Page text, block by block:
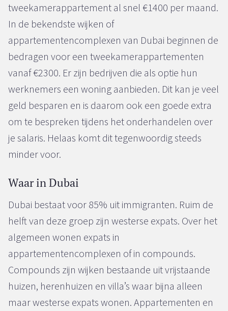
tweekamerappartement al snel €1400 per maand.
In de bekendste wijken of
appartementencomplexen van Dubai beginnen de
bedragen voor een tweekamerappartementen
vanaf €2300. Er zijn bedrijven die als optie hun
werknemers een woning aanbieden. Dit kan je veel
geld besparen en is daarom ook een goede extra
om te bespreken tijdens het onderhandelen over
je salaris. Helaas komt dit tegenwoordig steeds
minder voor.
Waar in Dubai
Dubai bestaat voor 85% uit immigranten. Ruim de
helft van deze groep zijn westerse expats. Over het
algemeen wonen expats in
appartementencomplexen of in compounds.
Compounds zijn wijken bestaande uit vrijstaande
huizen, herenhuizen en villa’s waar bijna alleen
maar westerse expats wonen. Appartementen en